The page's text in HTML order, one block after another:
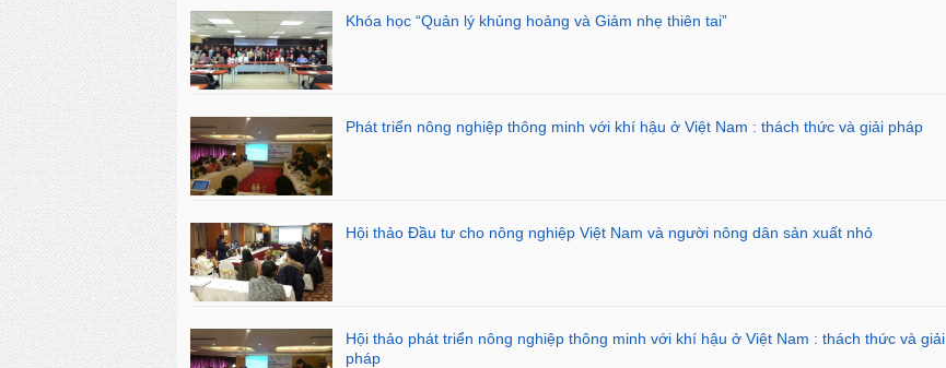
Khóa học “Quản lý khủng hoảng và Giảm nhẹ thiên tai”
Phát triển nông nghiệp thông minh với khí hậu ở Việt Nam : thách thức và giải pháp
Hội thảo Đầu tư cho nông nghiệp Việt Nam và người nông dân sản xuất nhỏ
Hội thảo phát triển nông nghiệp thông minh với khí hậu ở Việt Nam : thách thức và giải
pháp